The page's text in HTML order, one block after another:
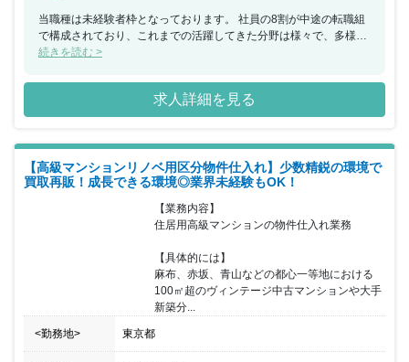
当職種は未経験者枠となっております。 社員の8割が中途の転職組
で構成されており、これまでの活躍してきた分野は様々で、多様な
経験を持つ社員が活躍しています。 個人のノルマは設けておらず、
ークで目標達成を目指している職場です。 20代でもマネジメント
ポジションに昇格する社員もおり、年齢に関わらず若手が活躍でき
る環境がございます。 また、土日休みなので、ご家族・友人とも休
た、ジョブローテーション制度で幅広い業務経験が可能。リノベー
ションマンションのプロフェッショナルを目指すことができます。
続きを読む >
求人詳細を見る
【高級マンションリノベ用区分物件仕入れ】少数精鋭の環境で
買取再販！成長できる環境◎業界未経験もOK！
【業務内容】
住居用高級マンションの物件仕入れ業務
【具体的には】
麻布、赤坂、青山などの都心一等地における
100㎡超のヴィンテージ中古マンションや大手
新築分...
<勤務地> 東京都